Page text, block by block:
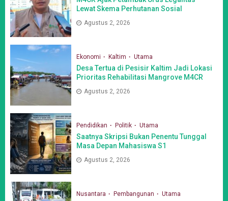
Lewat Skema Perhutanan Sosial
Agustus 2, 2026
Ekonomi Kaltim Utama
Desa Tertua di Pesisir Kaltim Jadi Lokasi
Prioritas Rehabilitasi Mangrove M4CR
Agustus 2, 2026
Pendidikan Politik Utama
Saatnya Skripsi Bukan Penentu Tunggal
Masa Depan Mahasiswa S1
Agustus 2, 2026
Nusantara Pembangunan Utama